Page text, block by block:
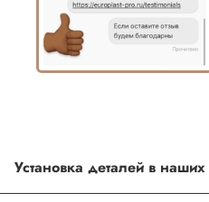
Установка деталей в